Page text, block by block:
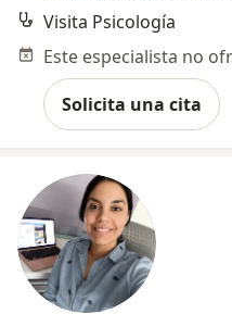
Visita Psicología
Solicita una cita